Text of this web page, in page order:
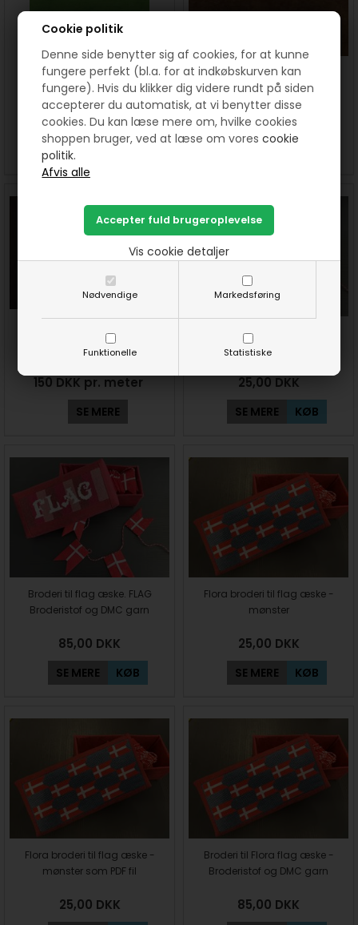
Cookie politik
Denne side benytter sig af cookies, for at kunne
fungere perfekt (bl.a. for at indkøbskurven kan
fungere). Hvis du klikker dig videre rundt på siden
accepterer du automatisk, at vi benytter disse
cookies. Du kan læse mere om, hvilke cookies
shoppen bruger, ved at læse om vorescookie
politik.
Nødvendige Markedsføring
Funktionelle Statistiske
Vis cookie detaljer
Patchworkstof Shadow play -
Klar grøn
150 DKK pr. meter
Patchworkstof Shadow play -
Mellembrun
150 DKK pr. meter
Patchworkstof Shadow play -
Mørkebrun
150 DKK pr. meter
SE MERE
Broderi til flag æske. Flag.
Mønster
25,00 DKK
SE MERE KØB
Broderi til flag æske. FLAG
Broderistof og DMC garn
85,00 DKK
SE MERE KØB
Flora broderi til flag æske -
mønster
25,00 DKK
SE MERE KØB
Flora broderi til flag æske -
mønster som PDF fil
25,00 DKK
Broderi til Flora flag æske -
Broderistof og DMC garn
85,00 DKK